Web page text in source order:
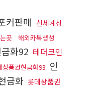
커판매
신세계상
곳 해외카톡생성
화92 테더코인
상품권현금화93 인
금화 롯데상품권